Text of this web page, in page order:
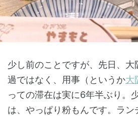
少し前のことですが、先日、大
過ではなく、用事（というか大
っての滞在は実に6年半ぶり。
は、やっぱり粉もんです。ラン